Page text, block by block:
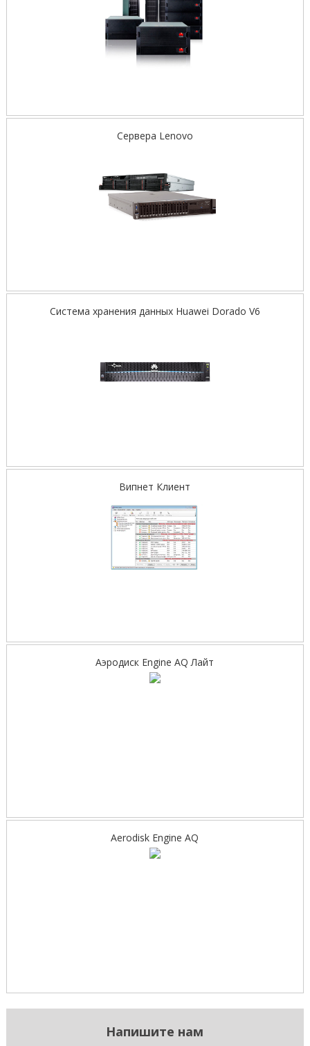
Сервера Lenovo
Система хранения данных Huawei Dorado V6
Випнет Клиент
Аэродиск Engine AQ Лайт
Aerodisk Engine AQ
Напишите нам